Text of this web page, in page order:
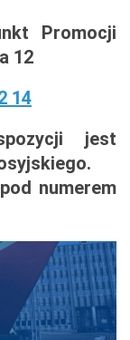
Promocji
12
14
jest
numerem